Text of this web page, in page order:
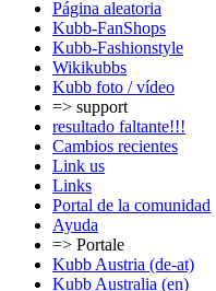
Página aleatoria
Kubb-FanShops
Kubb-Fashionstyle
Wikikubbs
Kubb foto / vídeo
=> support
resultado faltante!!!
Cambios recientes
Link us
Links
Portal de la comunidad
Ayuda
=> Portale
Kubb Austria (de-at)
Kubb Australia (en)